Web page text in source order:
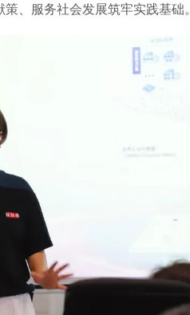
、服务社会发展筑牢实践基础。